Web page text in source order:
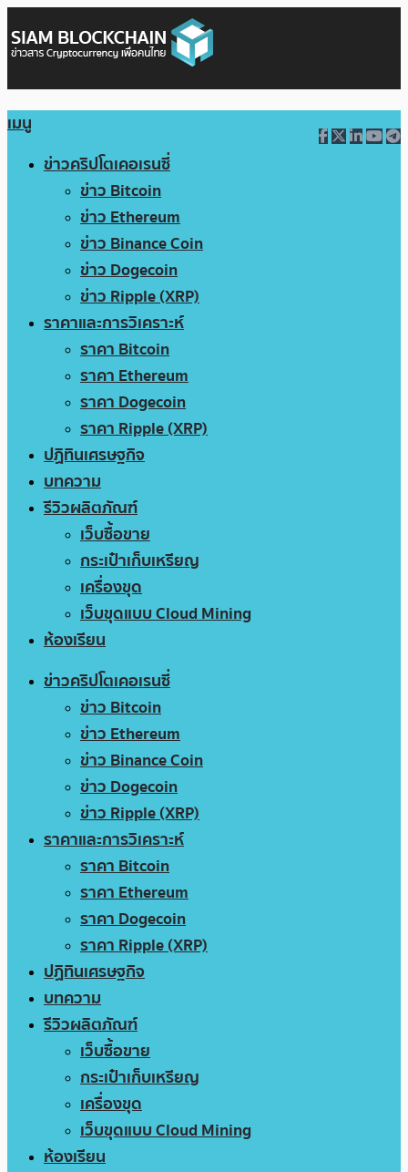
เมนู
ข่าวคริปโตเคอเรนซี่
ข่าว Bitcoin
ข่าว Ethereum
ข่าว Binance Coin
ข่าว Dogecoin
ข่าว Ripple (XRP)
ราคาและการวิเคราะห์
ราคา Bitcoin
ราคา Ethereum
ราคา Dogecoin
ราคา Ripple (XRP)
ปฏิทินเศรษฐกิจ
บทความ
รีวิวผลิตภัณฑ์
เว็บซื้อขาย
กระเป๋าเก็บเหรียญ
เครื่องขุด
เว็บขุดแบบ Cloud Mining
ห้องเรียน
ข่าวคริปโตเคอเรนซี่
ข่าว Bitcoin
ข่าว Ethereum
ข่าว Binance Coin
ข่าว Dogecoin
ข่าว Ripple (XRP)
ราคาและการวิเคราะห์
ราคา Bitcoin
ราคา Ethereum
ราคา Dogecoin
ราคา Ripple (XRP)
ปฏิทินเศรษฐกิจ
บทความ
รีวิวผลิตภัณฑ์
เว็บซื้อขาย
กระเป๋าเก็บเหรียญ
เครื่องขุด
เว็บขุดแบบ Cloud Mining
ห้องเรียน